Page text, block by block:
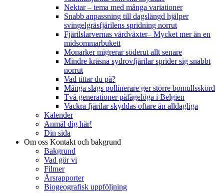
Nektar – tema med många variationer
Snabb anpassning till dagslängd hjälper
svingelgräsfjärilens spridning norrut
Fjärilslarvernas värdväxter– Mycket mer än en
midsommarbukett
Monarker migrerar söderut allt senare
Mindre kräsna sydrovfjärilar sprider sig snabbt
norrut
Vad tittar du på?
Många slags pollinerare ger större bomullsskörd
Två generationer påfågelöga i Belgien
Vackra fjärilar skyddas oftare än alldagliga
Kalender
Anmäl dig här!
Din sida
Om oss Kontakt och bakgrund
Bakgrund
Vad gör vi
Filmer
Årsrapporter
Biogeografisk uppföljning